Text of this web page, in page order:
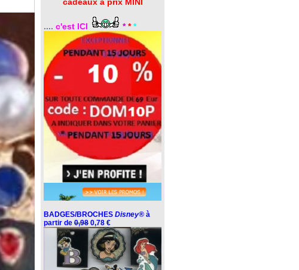
.... c'est ICI ***
BADGES/BROCHES Disney® à
partir de 0,98 0,78 €